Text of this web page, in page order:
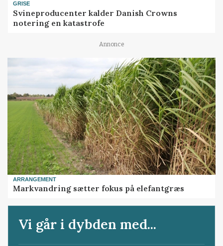
GRISE
Svineproducenter kalder Danish Crowns
notering en katastrofe
Annonce
ARRANGEMENT
Markvandring sætter fokus på elefantgræs
Vi går i dybden med...